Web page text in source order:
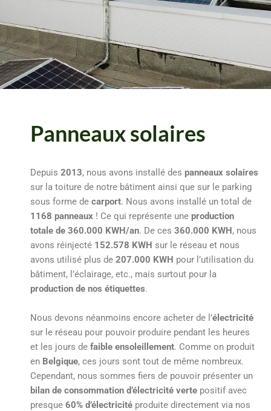
Panneaux solaires
Depuis 2013, nous avons installé des panneaux solaires
sur la toiture de notre bâtiment ainsi que sur le parking
sous forme de carport. Nous avons installé un total de
1168 panneaux ! Ce qui représente une production
totale de 360.000 KWH/an. De ces 360.000 KWH, nous
avons réinjecté 152.578 KWH sur le réseau et nous
avons utilisé plus de 207.000 KWH pour l’utilisation du
bâtiment, l’éclairage, etc., mais surtout pour la
production de nos étiquettes.
Nous devons néanmoins encore acheter de l’électricité
sur le réseau pour pouvoir produire pendant les heures
et les jours de faible ensoleillement. Comme on produit
en Belgique, ces jours sont tout de même nombreux.
Cependant, nous sommes fiers de pouvoir présenter un
bilan de consommation d’électricité verte positif avec
presque 60% d’électricité produite directement via nos